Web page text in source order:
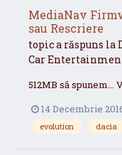
MediaNav
sau Rescriere
topic a răspuns la
Car
512MB să spunem...
14 Decembrie
evolution dacia